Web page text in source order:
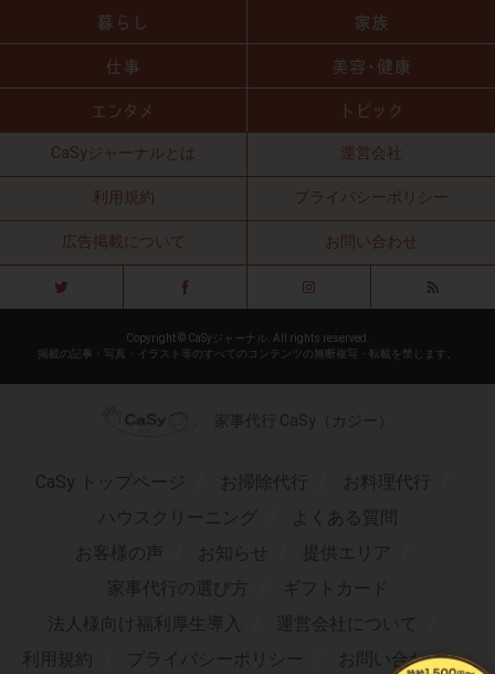
CaSyジャーナルとは 運営会社
利用規約 プライバシーポリシー
広告掲載について お問い合わせ
Copyright © CaSyジャーナル. All rights reserved.
掲載の記事・写真・イラスト等のすべてのコンテンツの無断複写・転載を禁じます。
家事代行 CaSy（カジー）
CaSy トップページ お掃除代行
お料理代行
ハウスクリーニング
よくある質問
お客様の声
お知らせ
提供エリア
家事代行の選び方
ギフトカード
法人様向け福利厚生導入
運営会社について
利用規約
プライバシーポリシー お問い合わせ